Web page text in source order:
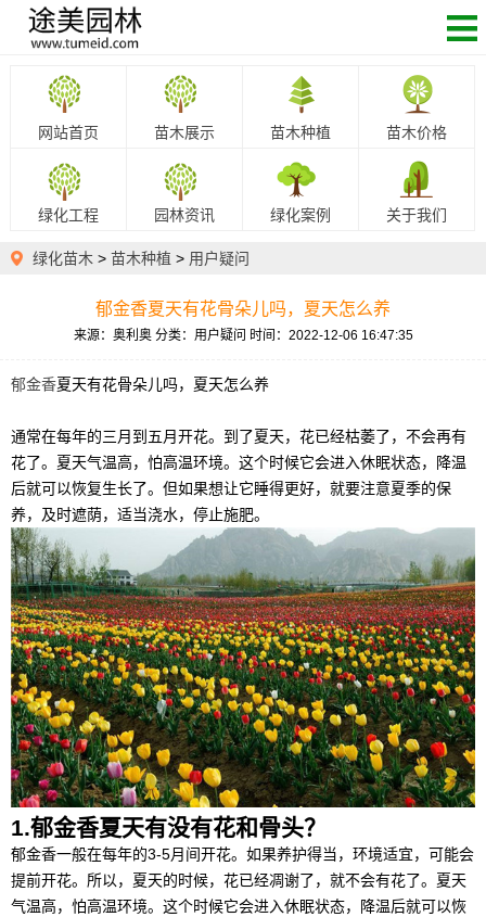
网站首页 苗木展示 苗木种植 苗木价格
绿化工程 园林资讯 绿化案例 关于我们
绿化苗木 > 苗木种植 > 用户疑问
郁金香夏天有花骨朵儿吗，夏天怎么养
来源：奥利奥 分类：用户疑问 时间：2022-12-06 16:47:35
郁金香夏天有花骨朵儿吗，夏天怎么养
通常在每年的三月到五月开花。到了夏天，花已经枯萎了，不会再有
花了。夏天气温高，怕高温环境。这个时候它会进入休眠状态，降温
后就可以恢复生长了。但如果想让它睡得更好，就要注意夏季的保
养，及时遮荫，适当浇水，停止施肥。
1.郁金香夏天有没有花和骨头？
郁金香一般在每年的3-5月间开花。如果养护得当，环境适宜，可能会
提前开花。所以，夏天的时候，花已经凋谢了，就不会有花了。夏天
气温高，怕高温环境。这个时候它会进入休眠状态，降温后就可以恢